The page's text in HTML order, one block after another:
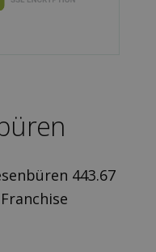
443.67